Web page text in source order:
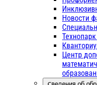
Новости
Центр